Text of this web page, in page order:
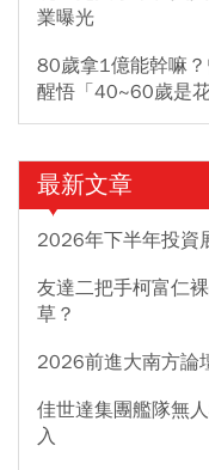
業曝光
80歲拿1億能幹嘛
醒悟「40~60歲是
最新文章
2026年下半年投資
友達二把手柯富仁
草？
2026前進大南方論
佳世達集團艦隊無
入